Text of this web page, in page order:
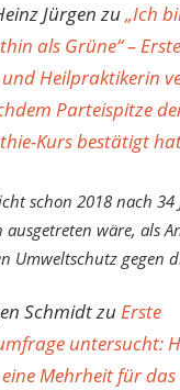
Jürgenzu„Ich
als Grüne“ –
Heilpraktikerin
Parteispitze
Kurs bestätigt
schon 2018 nach 34
ausgetreten wäre, als
Umweltschutz gegen
SchmidtzuErste
untersucht:
Mehrheit für das